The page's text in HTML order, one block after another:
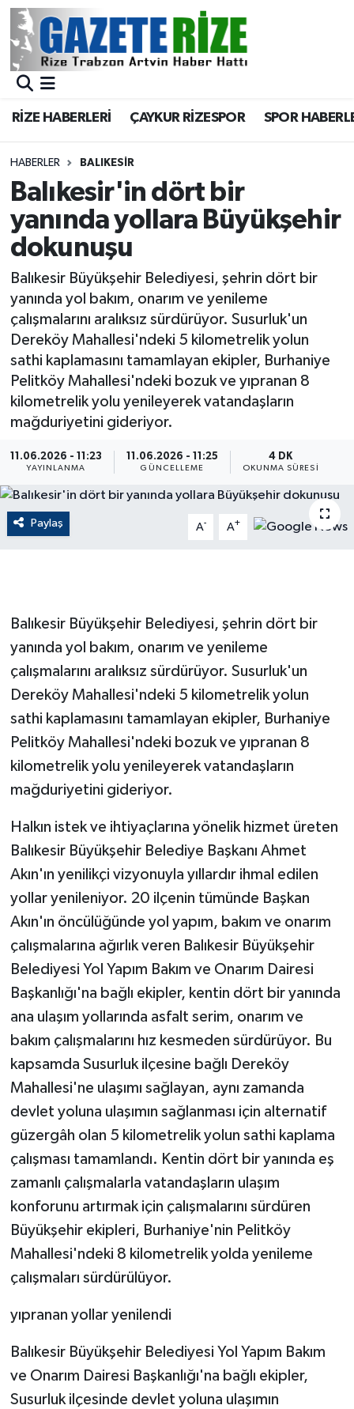
RİZE HABERLERİ ÇAYKUR RİZESPOR SPOR
HABERLER BALIKESIR
Balıkesir'in dört bir
yanında yollara Büyükşehir
dokunuşu
Balıkesir Büyükşehir Belediyesi, şehrin dört bir
yanında yol bakım, onarım ve yenileme
çalışmalarını aralıksız sürdürüyor. Susurluk'un
Dereköy Mahallesi'ndeki 5 kilometrelik yolun
sathi kaplamasını tamamlayan ekipler, Burhaniye
Pelitköy Mahallesi'ndeki bozuk ve yıpranan 8
kilometrelik yolu yenileyerek vatandaşların
mağduriyetini gideriyor.
11.06.2026 - 11:23
YAYINLANMA
11.06.2026 - 11:25
GÜNCELLEME
4 DK
OKUNMA SÜRESI
Paylaş A- A+
Balıkesir Büyükşehir Belediyesi, şehrin dört bir
yanında yol bakım, onarım ve yenileme
çalışmalarını aralıksız sürdürüyor. Susurluk'un
Dereköy Mahallesi'ndeki 5 kilometrelik yolun
sathi kaplamasını tamamlayan ekipler, Burhaniye
Pelitköy Mahallesi'ndeki bozuk ve yıpranan 8
kilometrelik yolu yenileyerek vatandaşların
mağduriyetini gideriyor.
Halkın istek ve ihtiyaçlarına yönelik hizmet üreten
Balıkesir Büyükşehir Belediye Başkanı Ahmet
Akın'ın yenilikçi vizyonuyla yıllardır ihmal edilen
yollar yenileniyor. 20 ilçenin tümünde Başkan
Akın'ın öncülüğünde yol yapım, bakım ve onarım
çalışmalarına ağırlık veren Balıkesir Büyükşehir
Belediyesi Yol Yapım Bakım ve Onarım Dairesi
Başkanlığı'na bağlı ekipler, kentin dört bir yanında
ana ulaşım yollarında asfalt serim, onarım ve
bakım çalışmalarını hız kesmeden sürdürüyor. Bu
kapsamda Susurluk ilçesine bağlı Dereköy
Mahallesi'ne ulaşımı sağlayan, aynı zamanda
devlet yoluna ulaşımın sağlanması için alternatif
güzergâh olan 5 kilometrelik yolun sathi kaplama
çalışması tamamlandı. Kentin dört bir yanında eş
zamanlı çalışmalarla vatandaşların ulaşım
konforunu artırmak için çalışmalarını sürdüren
Büyükşehir ekipleri, Burhaniye'nin Pelitköy
Mahallesi'ndeki 8 kilometrelik yolda yenileme
çalışmaları sürdürülüyor.
yıpranan yollar yenilendi
Balıkesir Büyükşehir Belediyesi Yol Yapım Bakım
ve Onarım Dairesi Başkanlığı'na bağlı ekipler,
Susurluk ilçesinde devlet yoluna ulaşımın
BÖLGEMİZ
Asayiş
Rize Jandarma Komutanlığı
Bilim Teknoloji
Advertising news
Canlı Maç
ÇEVRE
Dış Haberler
Dünya
EĞİTİM
Finans
Flaş Haber
Gayrimenkul
GENEL
GÜNDEM
Güvenlik
HABERDE İNSAN
İNSAN
İş Dünyası
Jandarma
Kadın
KÜLTÜR SANAT
MAGAZİN
POLİTİKA
Sağlık
SİYASET
SPOR HABERLERİ
TEKNOLOJİ
Turizm
Merkez Nöbetçi Eczaneler
Merkez Trafik Yoğunluk Haritası
Süper Lig Puan Durumu ve Fikstür
Tüm Manşetler
Son Dakika Haberleri
Haber Arşivi